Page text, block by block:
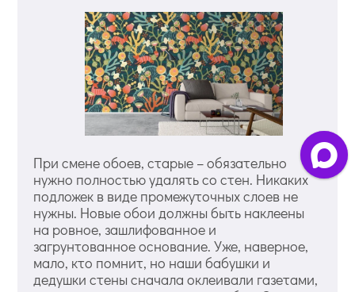
При смене обоев, старые – обязательно
нужно полностью удалять со стен. Никаких
подложек в виде промежуточных слоев не
нужны. Новые обои должны быть наклеены
на ровное, зашлифованное и
загрунтованное основание. Уже, наверное,
мало, кто помнит, но наши бабушки и
дедушки стены сначала оклеивали газетами,